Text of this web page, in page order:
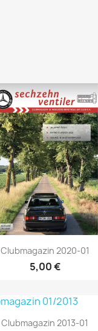
Vorschau
Clubmagazin 2020-01
5,00 €
Vorschau
Clubmagazin 2013-01